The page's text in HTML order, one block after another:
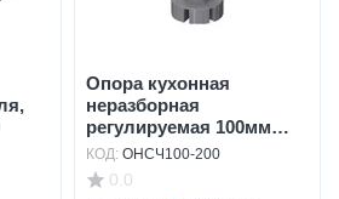
Опора кухонная
неразборная
регулируемая 100мм
под саморез...
КОД: ОНСЧ100-200
0.0